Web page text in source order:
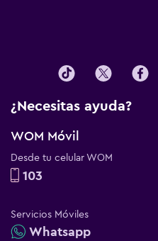
¿Necesitas ayuda?
WOM Móvil
Desde tu celular WOM
103
Servicios Móviles
Whatsapp